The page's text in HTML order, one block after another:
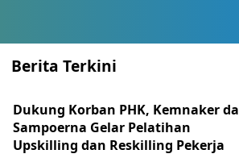
Berita Terkini
Dukung Korban PHK, Kemnaker
Sampoerna Gelar Pelatihan
Upskilling dan Reskilling Pekerja